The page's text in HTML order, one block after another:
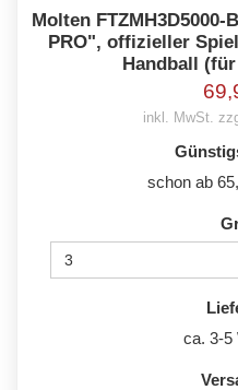
Molten
PRO", offizieller
Handball
inkl. MwSt.
schon ab
3
ca. 3-5